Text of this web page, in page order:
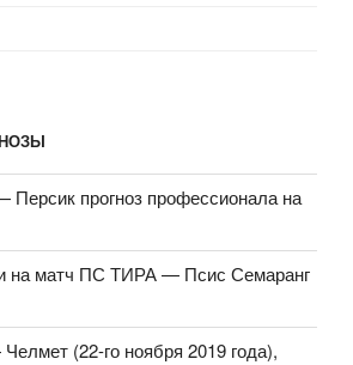
Персик прогноз профессионала на
на матч ПС ТИРА — Псис Семаранг
(22-го ноября 2019 года),